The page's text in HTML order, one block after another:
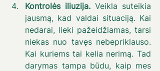
Kontrolės iliuzija. Veikla suteikia
jausmą, kad valdai situaciją. Kai
nedarai, lieki pažeidžiamas, tarsi
niekas nuo tavęs nebepriklauso.
Kai kuriems tai kelia nerimą. Tad
darymas tampa būdu, kaip mes